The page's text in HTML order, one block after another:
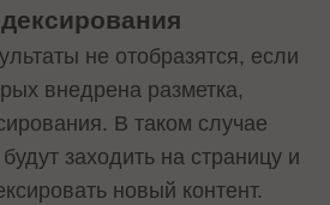
не отобразятся, если
внедрена разметка,
В таком случае
заходить на страницу и
новый контент.